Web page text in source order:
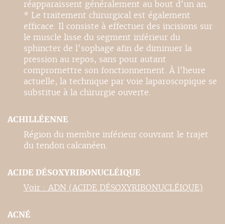
réapparaissent généralement au bout d'un an.
* Le traitement chirurgical est également
efficace. Il consiste à effectuer des incisions sur
le muscle lisse du segment inférieur du
sphincter de l'sophage afin de diminuer la
pression au repos, sans pour autant
compromettre son fonctionnement. À l'heure
actuelle, la technique par voie laparoscopique se
substitue à la chirurgie ouverte.
ACHILLÉENNE
Région du membre inférieur couvrant le trajet
du tendon calcanéen.
ACIDE DÉSOXYRIBONUCLÉIQUE
Voir : ADN (ACIDE DÉSOXYRIBONUCLÉIQUE)
ACNÉ